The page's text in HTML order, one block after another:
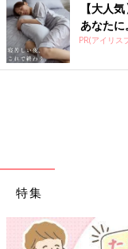
【大人
あなたに。
PR(アイリス
特集